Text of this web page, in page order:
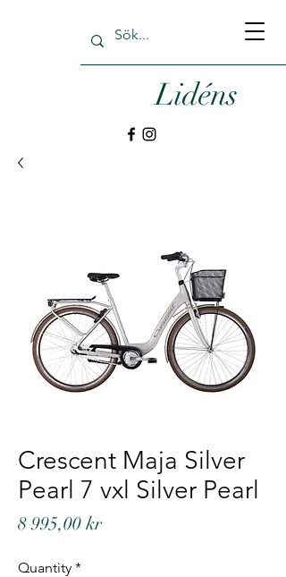
Lidéns
Crescent Maja Silver
Pearl 7 vxl Silver Pearl
8 995,00 krPrice
Quantity *